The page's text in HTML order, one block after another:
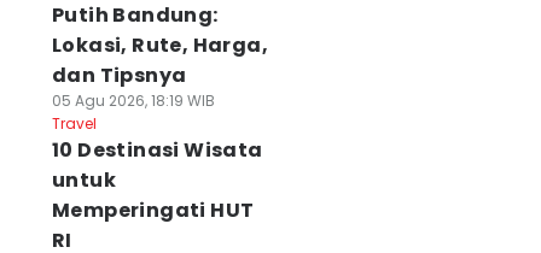
Putih Bandung:
Lokasi, Rute, Harga,
dan Tipsnya
05 Agu 2026, 18:19 WIB
Travel
10 Destinasi Wisata
untuk
Memperingati HUT
RI